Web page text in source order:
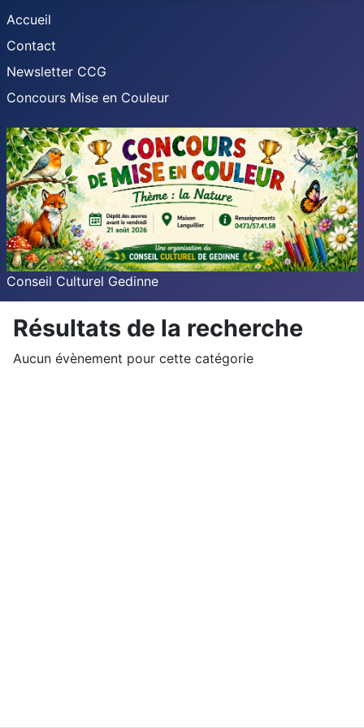
Accueil
Contact
Newsletter CCG
Concours Mise en Couleur
Conseil Culturel Gedinne
Résultats de la recherche
Aucun évènement pour cette catégorie